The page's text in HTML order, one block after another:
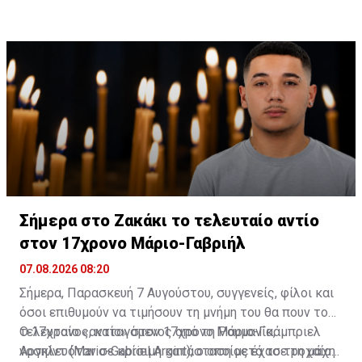
Διαβάστε επίσης:Πορεία Μνήμης Ισάακ-Σολωμού:
Κλείνουν συμβολικά τα οδοφράγματα
Σήμερα στο Ζακάκι το τελευταίο αντίο
στον 17χρονο Μάριο-Γαβριήλ
07.08.2026 08:20
Σήμερα, Παρασκευή 7 Αυγούστου, συγγενείς, φίλοι και
όσοι επιθυμούν να τιμήσουν τη μνήμη του θα πουν το
τελευταίο «αντίο» στον 17χρονο Μάριο-Γκάμπριελ
Αργκίντ (Mario-Gabriel Argint), ο οποίος έχασε τη μάχη
Ο 17χρονος, καταγόμενος από τη Ρουμανία,
νοσηλευόταν σε κρίσιμη κατάσταση μετά το τροχαίο